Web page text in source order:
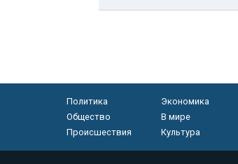
Политика
Экономика
Общество
В мире
Происшествия
Культура